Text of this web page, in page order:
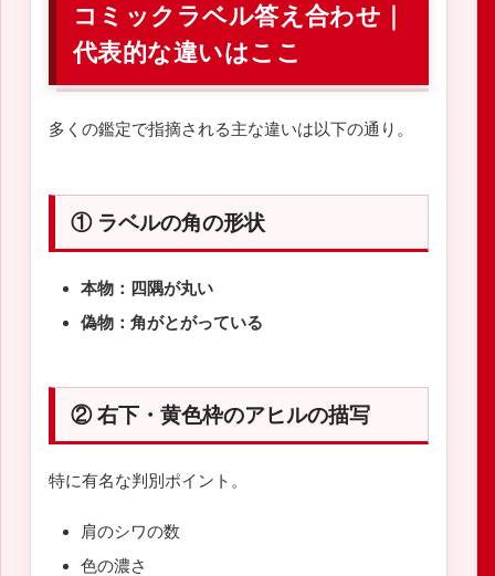
コミックラベル答え合わせ｜
代表的な違いはここ
多くの鑑定で指摘される主な違いは以下の通り。
① ラベルの角の形状
本物：四隅が丸い
偽物：角がとがっている
② 右下・黄色枠のアヒルの描写
特に有名な判別ポイント。
肩のシワの数
色の濃さ